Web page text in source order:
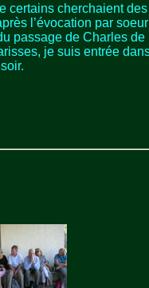
certains cherchaient des
l’évocation par soeur
passage de Charles de
je suis entrée